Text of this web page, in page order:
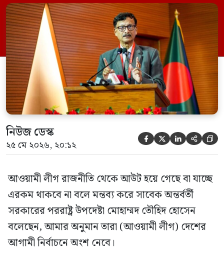
নির্বাচনে অংশ নেবে। সম্প্রতি দেশের একটি
বেসরকারি টেলিভিশনে দেয়া সাক্ষাৎকারে তিনি
এসব কথা বলেন। আওয়ামী লীগ সরকারের সময়
হওয়া অত্যাচার-নিপীড়ন মানুষ ভুলে যাবে এমন
[…]
নিউজ ডেস্ক
২৫ মে ২০২৬, ২০:১২     
আওয়ামী লীগ রাজনীতি থেকে আউট হয়ে গেছে বা যাচ্ছে
এরকম থাকবে না বলে মন্তব্য করে সাবেক অন্তর্বর্তী
সরকারের পররাষ্ট্র উপদেষ্টা মোহাম্মদ তৌহিদ হোসেন
বলেছেন, আমার অনুমান তারা (আওয়ামী লীগ) দেশের
আগামী নির্বাচনে অংশ নেবে।